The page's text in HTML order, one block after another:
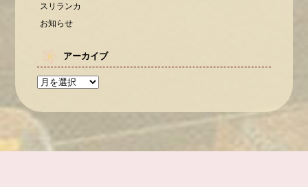
スリランカ
お知らせ
アーカイブ